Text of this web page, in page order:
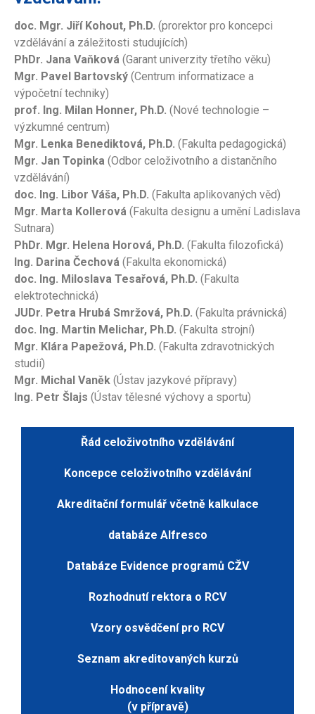
doc. Mgr. Jiří Kohout, Ph.D. (prorektor pro koncepci
vzdělávání a záležitosti studujících)
PhDr. Jana Vaňková (Garant univerzity třetího věku)
Mgr. Pavel Bartovský (Centrum informatizace a
výpočetní techniky)
prof. Ing. Milan Honner, Ph.D. (Nové technologie –
výzkumné centrum)
Mgr. Lenka Benediktová, Ph.D. (Fakulta pedagogická)
Mgr. Jan Topinka (Odbor celoživotního a distančního
vzdělávání)
doc. Ing. Libor Váša, Ph.D. (Fakulta aplikovaných věd)
Mgr. Marta Kollerová (Fakulta designu a umění Ladislava
Sutnara)
PhDr. Mgr. Helena Horová, Ph.D. (Fakulta filozofická)
Ing. Darina Čechová (Fakulta ekonomická)
doc. Ing. Miloslava Tesařová, Ph.D. (Fakulta
elektrotechnická)
JUDr. Petra Hrubá Smržová, Ph.D. (Fakulta právnická)
doc. Ing. Martin Melichar, Ph.D. (Fakulta strojní)
Mgr. Klára Papežová, Ph.D. (Fakulta zdravotnických
studií)
Mgr. Michal Vaněk (Ústav jazykové přípravy)
Ing. Petr Šlajs (Ústav tělesné výchovy a sportu)
Řád celoživotního vzdělávání
Koncepce celoživotního vzdělávání
Akreditační formulář včetně kalkulace
databáze Alfresco
Databáze Evidence programů CŽV
Rozhodnutí rektora o RCV
Vzory osvědčení pro RCV
Seznam akreditovaných kurzů
Hodnocení kvality
(v přípravě)